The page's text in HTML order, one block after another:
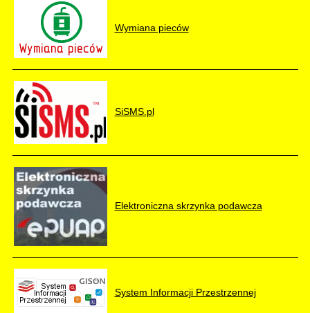
Wymiana pieców
SiSMS.pl
Elektroniczna skrzynka podawcza
System Informacji Przestrzennej